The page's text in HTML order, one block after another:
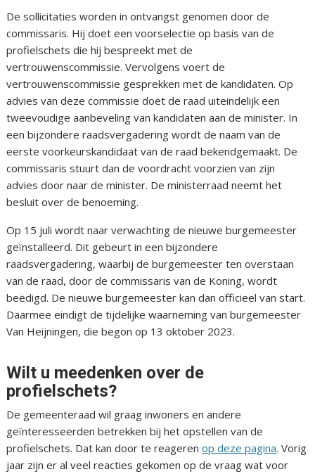
De sollicitaties worden in ontvangst genomen door de
commissaris. Hij doet een voorselectie op basis van de
profielschets die hij bespreekt met de
vertrouwenscommissie. Vervolgens voert de
vertrouwenscommissie gesprekken met de kandidaten. Op
advies van deze commissie doet de raad uiteindelijk een
tweevoudige aanbeveling van kandidaten aan de minister. In
een bijzondere raadsvergadering wordt de naam van de
eerste voorkeurskandidaat van de raad bekendgemaakt. De
commissaris stuurt dan de voordracht voorzien van zijn
advies door naar de minister. De ministerraad neemt het
besluit over de benoeming.
Op 15 juli wordt naar verwachting de nieuwe burgemeester
geïnstalleerd. Dit gebeurt in een bijzondere
raadsvergadering, waarbij de burgemeester ten overstaan
van de raad, door de commissaris van de Koning, wordt
beëdigd. De nieuwe burgemeester kan dan officieel van start.
Daarmee eindigt de tijdelijke waarneming van burgemeester
Van Heijningen, die begon op 13 oktober 2023.
Wilt u meedenken over de
profielschets?
De gemeenteraad wil graag inwoners en andere
geïnteresseerden betrekken bij het opstellen van de
profielschets. Dat kan door te reagerenop deze pagina. Vorig
jaar zijn er al veel reacties gekomen op de vraag wat voor